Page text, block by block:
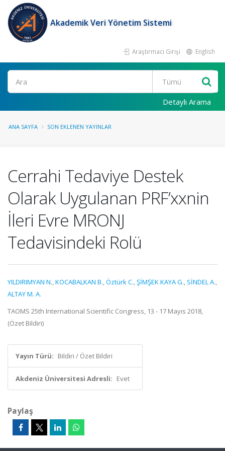
Akademik Veri Yönetim Sistemi
Araştırmacı Girişi English
Ara
Detaylı Arama
ANA SAYFA SON EKLENEN YAYINLAR
Cerrahi Tedaviye Destek
Olarak Uygulanan PRF’xxnin
İleri Evre MRONJ
Tedavisindeki Rolü
YILDIRIMYAN N.,KOCABALKAN B.,Öztürk C.,ŞİMŞEK KAYA G., SİNDEL A.,
ALTAY M. A.
TAOMS 25th International Scientific Congress, 13 - 17 Mayıs 2018,
(Özet Bildiri)
Yayın Türü: Bildiri / Özet Bildiri
Akdeniz Üniversitesi Adresli: Evet
Paylaş